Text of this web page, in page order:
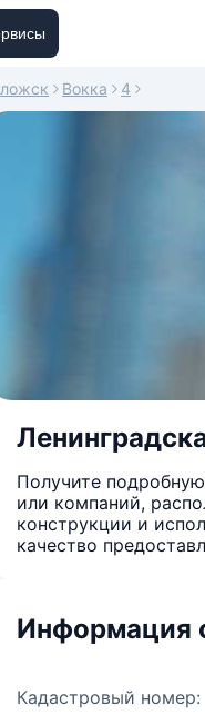
Вокка 4
Получите
или компаний,
конструкции и
качество
Информация
Кадастровый номер: